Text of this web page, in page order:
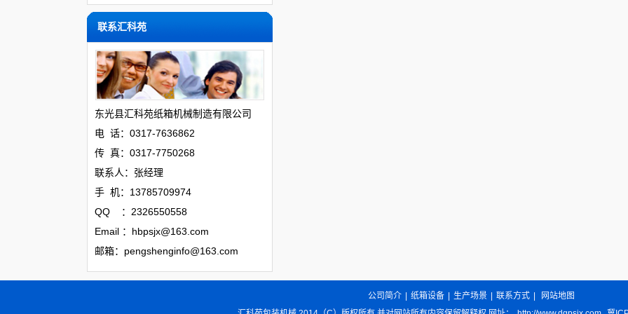
联系汇科苑
东光县汇科苑纸箱机械制造有限公司
电 话：0317-7636862
传 真：0317-7750268
联系人：张经理
手 机：13785709974
QQ ：2326550558
Email ：hbpsjx@163.com
邮箱：pengshenginfo@163.com
公司简介 纸箱设备 生产场景 联系方式
网站地图